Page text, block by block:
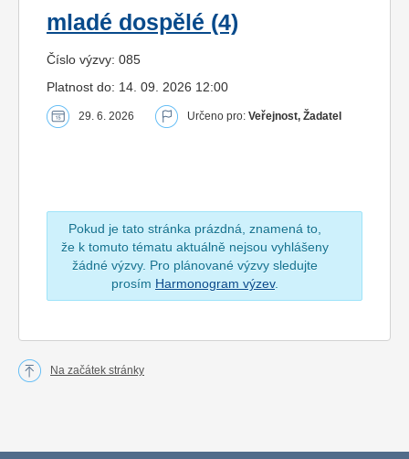
mladé dospělé (4)
Číslo výzvy: 085
Platnost do: 14. 09. 2026 12:00
29. 6. 2026 Určeno pro: Veřejnost, Žadatel
Pokud je tato stránka prázdná, znamená to,
že k tomuto tématu aktuálně nejsou vyhlášeny
žádné výzvy. Pro plánované výzvy sledujte
prosím Harmonogram výzev.
Na začátek stránky